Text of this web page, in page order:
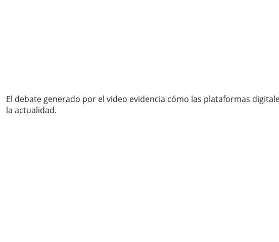
El debate generado por el video evidencia cómo las plataformas
la actualidad.